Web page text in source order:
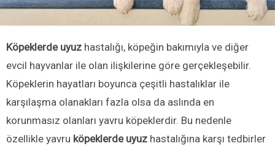
Köpeklerde uyuz hastalığı, köpeğin bakımıyla ve diğer
evcil hayvanlar ile olan ilişkilerine göre gerçekleşebilir.
Köpeklerin hayatları boyunca çeşitli hastalıklar ile
karşılaşma olanakları fazla olsa da aslında en
korunmasız olanları yavru köpeklerdir. Bu nedenle
özellikle yavru köpeklerde uyuz hastalığına karşı tedbirler